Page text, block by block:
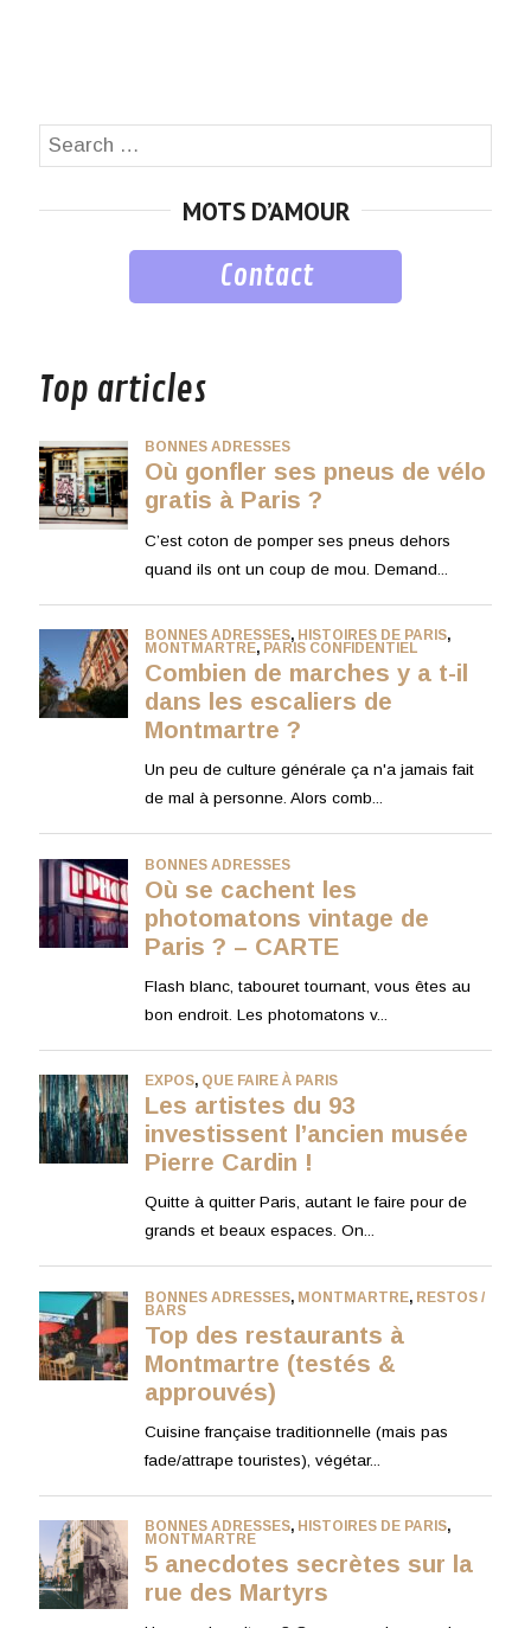
Search
MOTS D’AMOUR
Contact
Top articles